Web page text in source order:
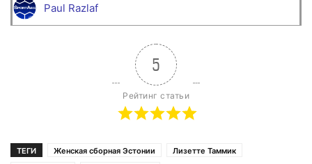
Paul Razlaf
5
Рейтинг статьи
ТЕГИ Женская сборная Эстонии
Лизетте Таммик